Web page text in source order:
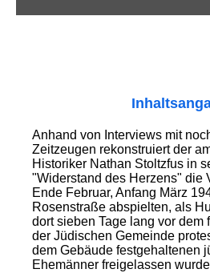
Anhand von Interviews mit
Zeitzeugen rekonstruiert der
Historiker Nathan Stoltzfus in
"Widerstand des Herzens" die
Ende Februar, Anfang März
Rosenstraße abspielten, als
dort sieben Tage lang vor dem
der Jüdischen Gemeinde
dem Gebäude festgehaltenen
Ehemänner freigelassen